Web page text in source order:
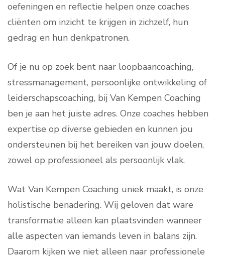
oefeningen en reflectie helpen onze coaches
cliënten om inzicht te krijgen in zichzelf, hun
gedrag en hun denkpatronen.
Of je nu op zoek bent naar loopbaancoaching,
stressmanagement, persoonlijke ontwikkeling of
leiderschapscoaching, bij Van Kempen Coaching
ben je aan het juiste adres. Onze coaches hebben
expertise op diverse gebieden en kunnen jou
ondersteunen bij het bereiken van jouw doelen,
zowel op professioneel als persoonlijk vlak.
Wat Van Kempen Coaching uniek maakt, is onze
holistische benadering. Wij geloven dat ware
transformatie alleen kan plaatsvinden wanneer
alle aspecten van iemands leven in balans zijn.
Daarom kijken we niet alleen naar professionele